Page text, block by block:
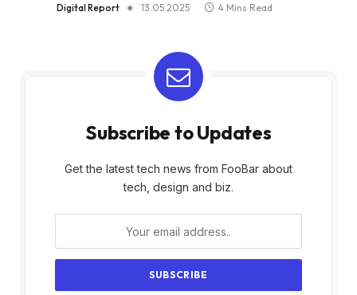
Digital Report 13.05.2025 4 Mins Read
Subscribe to Updates
Get the latest tech news from FooBar about
tech, design and biz.